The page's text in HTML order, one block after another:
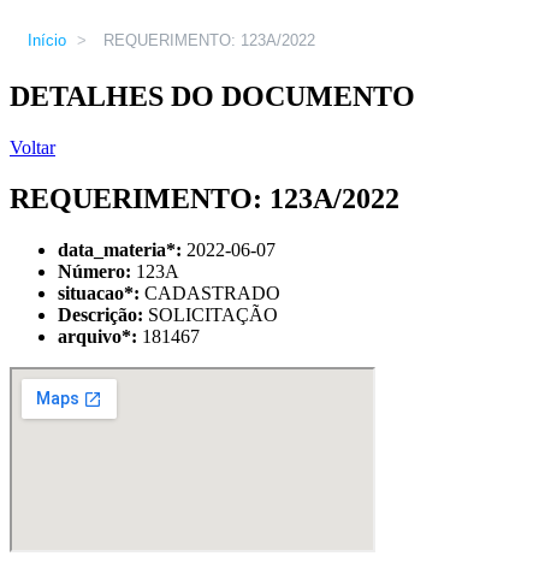
Início > REQUERIMENTO: 123A/2022
DETALHES DO DOCUMENTO
Voltar
REQUERIMENTO: 123A/2022
data_materia*: 2022-06-07
Número: 123A
situacao*: CADASTRADO
Descrição: SOLICITAÇÃO
arquivo*: 181467